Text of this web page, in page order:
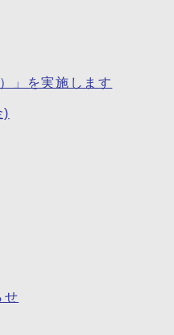
」を実施します
)
せ